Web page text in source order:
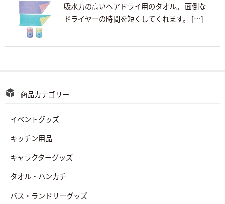
吸水力の高いヘアドライ用のタオル。 面倒な
ドライヤーの時間を短くしてくれます。 […]
商品カテゴリー
イベントグッズ
キッチン用品
キャラクターグッズ
タオル・ハンカチ
バス・ランドリーグッズ